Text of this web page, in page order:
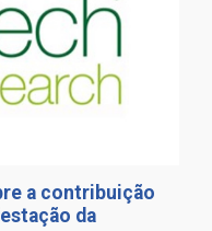
a contribuição
da